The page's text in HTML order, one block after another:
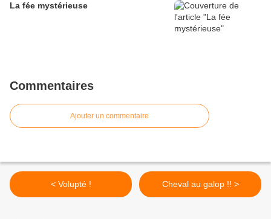
La fée mystérieuse
Commentaires
Ajouter un commentaire
< Volupté ! Cheval au galop !! >